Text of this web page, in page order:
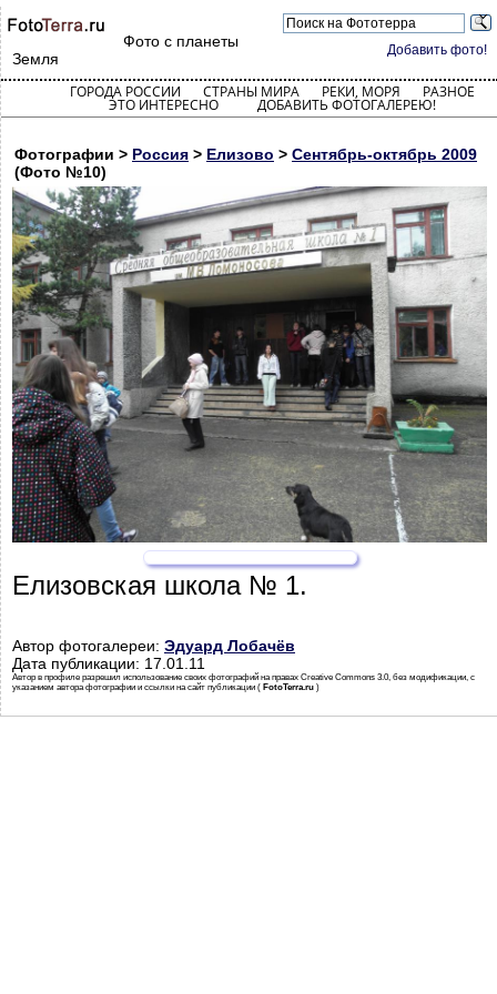
Добавить фото!
Фото с планеты
Земля
ГОРОДА РОССИИ СТРАНЫ МИРА РЕКИ, МОРЯ РАЗНОЕ
ЭТО ИНТЕРЕСНО ДОБАВИТЬ ФОТОГАЛЕРЕЮ!
Фотографии > Россия > Елизово > Сентябрь-октябрь 2009
(Фото №10)
Елизовская школа № 1.
Автор фотогалереи: Эдуард Лобачёв
Дата публикации: 17.01.11
Автор в профиле разрешил использование своих фотографий на правах Creative Commons 3.0, без модификации, с
указанием автора фотографии и ссылки на сайт публикации ( FotoTerra.ru )